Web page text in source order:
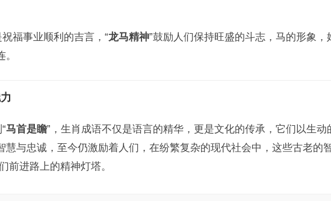
祝福事业顺利的吉言，“龙马精神”鼓励人们保持旺盛的斗志，马的形象，
马首是瞻”，生肖成语不仅是语言的精华，更是文化的传承，它们以生动
慧与忠诚，至今仍激励着人们，在纷繁复杂的现代社会中，这些古老的
前进路上的精神灯塔。